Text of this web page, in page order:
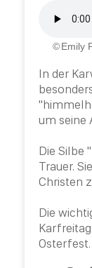
Emily
In der
um seine
Die Silbe
Trauer.
Christen
Die
Karfreitag
Osterfest.